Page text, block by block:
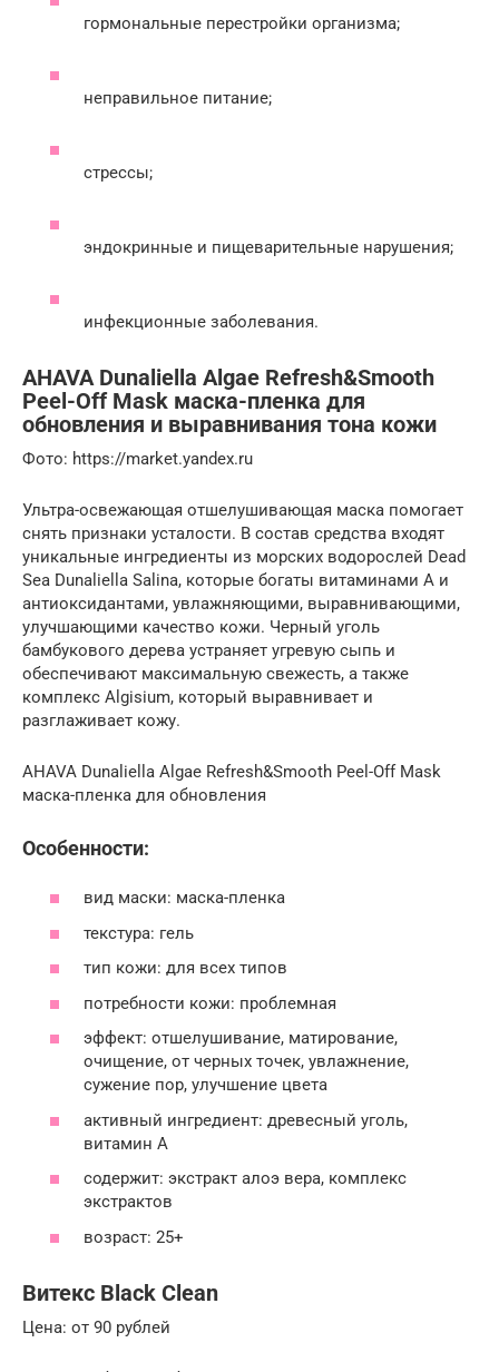
гормональные перестройки организма;
неправильное питание;
стрессы;
эндокринные и пищеварительные нарушения;
инфекционные заболевания.
AHAVA Dunaliella Algae Refresh&Smooth
Peel-Off Mask маска-пленка для
обновления и выравнивания тона кожи
Фото: https://market.yandex.ru
Ультра-освежающая отшелушивающая маска помогает
снять признаки усталости. В состав средства входят
уникальные ингредиенты из морских водорослей Dead
Sea Dunaliella Salina, которые богаты витаминами А и
антиоксидантами, увлажняющими, выравнивающими,
улучшающими качество кожи. Черный уголь
бамбукового дерева устраняет угревую сыпь и
обеспечивают максимальную свежесть, а также
комплекс Algisium, который выравнивает и
разглаживает кожу.
AHAVA Dunaliella Algae Refresh&Smooth Peel-Off Mask
маска-пленка для обновления
Особенности:
вид маски: маска-пленка
текстура: гель
тип кожи: для всех типов
потребности кожи: проблемная
эффект: отшелушивание, матирование,
очищение, от черных точек, увлажнение,
сужение пор, улучшение цвета
активный ингредиент: древесный уголь,
витамин A
содержит: экстракт алоэ вера, комплекс
экстрактов
возраст: 25+
Витекс Black Clean
Цена: от 90 рублей